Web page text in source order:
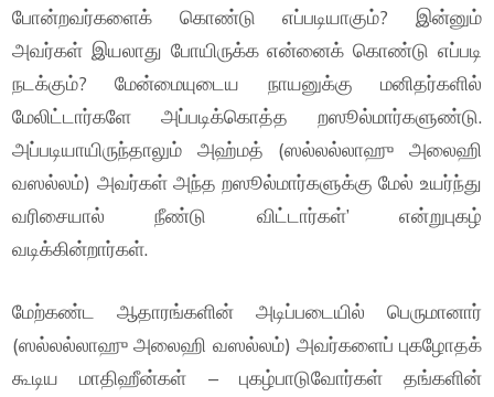
போன்றவர்களைக் கொண்டு எப்படியாகும்? இன்னும்
அவர்கள் இயலாது போயிருக்க என்னைக் கொண்டு எப்படி
நடக்கும்? மேன்மையுடைய நாயனுக்கு மனிதர்களில்
மேலிட்டார்களே அப்படிக்கொத்த றஸூல்மார்களுண்டு.
அப்படியாயிருந்தாலும் அஹ்மத் (ஸல்லல்லாஹு அலைஹி
வஸல்லம்) அவர்கள் அந்த றஸூல்மார்களுக்கு மேல் உயர்ந்து
வரிசையால் நீண்டு விட்டார்கள்’ என்றுபுகழ்
வடிக்கின்றார்கள்.
மேற்கண்ட ஆதாரங்களின் அடிப்படையில் பெருமானார்
(ஸல்லல்லாஹு அலைஹி வஸல்லம்) அவர்களைப் புகழோதக்
கூடிய மாதிஹீன்கள் – புகழ்பாடுவோர்கள் தங்களின்